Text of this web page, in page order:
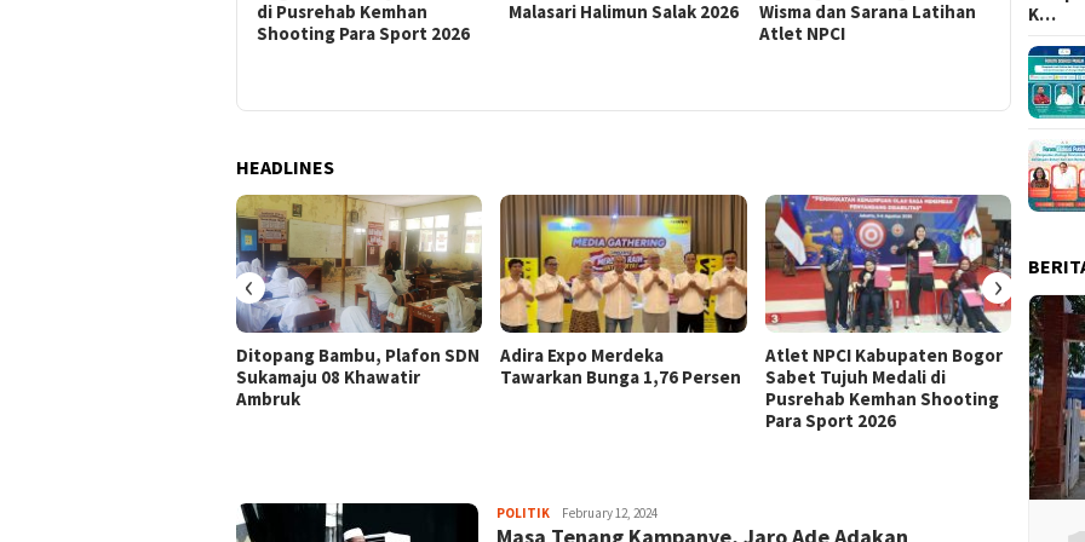
di Pusrehab Kemhan
Shooting Para Sport 2026
Malasari Halimun Salak 2026
Wisma dan Sarana Latihan
Atlet NPCI
HEADLINES
Ditopang Bambu, Plafon SDN
Sukamaju 08 Khawatir
Ambruk
Adira Expo Merdeka
Tawarkan Bunga 1,76 Persen
Atlet NPCI Kabupaten Bogor
Sabet Tujuh Medali di
Pusrehab Kemhan Shooting
Para Sport 2026
Ajang
‹ ›
JURNALBOGOR.COM POLITIKSayyev
February 12, 2024
K…